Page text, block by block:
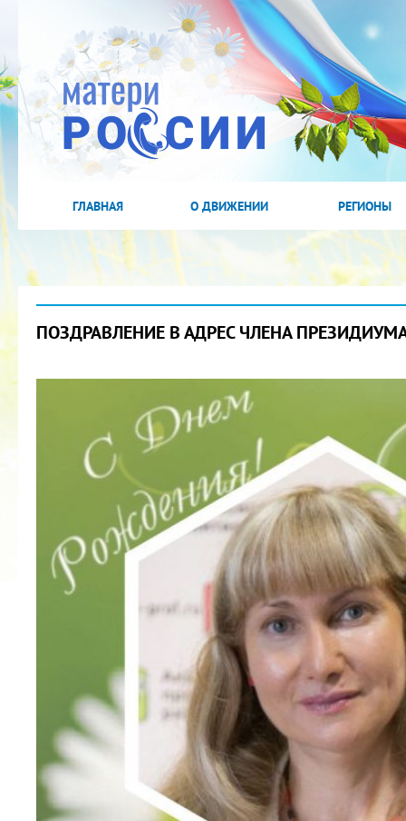
ГЛАВНАЯ О ДВИЖЕНИИ РЕГИОНЫ
ПОЗДРАВЛЕНИЕ В АДРЕС ЧЛЕНА
2022 ГОД ПРОВОЗГЛАШЕН ГОДОМ
МАТЕРИ В ЯКУТИИ
19.12.2021